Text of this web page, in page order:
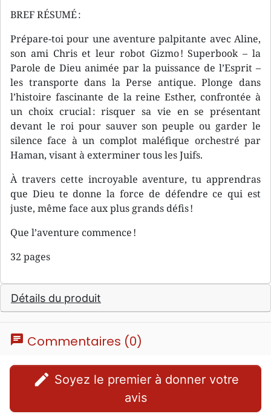
BREF RÉSUMÉ :
Prépare-toi pour une aventure palpitante avec Aline,
son ami Chris et leur robot Gizmo ! Superbook – la
Parole de Dieu animée par la puissance de l’Esprit –
les transporte dans la Perse antique. Plonge dans
l’histoire fascinante de la reine Esther, confrontée à
un choix crucial : risquer sa vie en se présentant
devant le roi pour sauver son peuple ou garder le
silence face à un complot maléfique orchestré par
Haman, visant à exterminer tous les Juifs.
À travers cette incroyable aventure, tu apprendras
que Dieu te donne la force de défendre ce qui est
juste, même face aux plus grands défis !
Que l’aventure commence !
32 pages
Détails du produit
chat Commentaires (0)
edit
avis